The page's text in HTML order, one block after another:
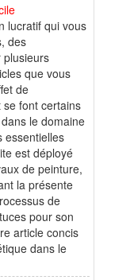
lucratif qui vous
des
plusieurs
que vous
de
font certains
le domaine
essentielles
est déployé
de peinture,
la présente
de
pour son
article concis
dans le